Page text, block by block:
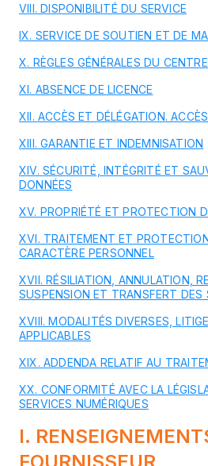
VIII. DISPONIBILITÉ DU SERVICE
IX. SERVICE DE SOUTIEN ET DE
X. RÈGLES GÉNÉRALES DU
XI. ABSENCE DE LICENCE
XII. ACCÈS ET DÉLÉGATION.
XIII. GARANTIE ET INDEMNISATION
XIV. SÉCURITÉ, INTÉGRITÉ ET
DONNÉES
XV. PROPRIÉTÉ ET PROTECTION
XVI. TRAITEMENT ET
CARACTÈRE PERSONNEL
XVII. RÉSILIATION, ANNULATION,
SUSPENSION ET TRANSFERT DES
XVIII. MODALITÉS DIVERSES,
APPLICABLES
XIX. ADDENDA RELATIF AU
XX. CONFORMITÉ AVEC LA
SERVICES NUMÉRIQUES
I.